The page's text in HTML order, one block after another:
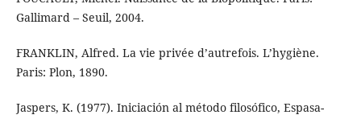
Gallimard – Seuil, 2004.
FRANKLIN, Alfred. La vie privée d’autrefois. L’hygiène.
Paris: Plon, 1890.
Jaspers, K. (1977). Iniciación al método filosófico, Espasa-